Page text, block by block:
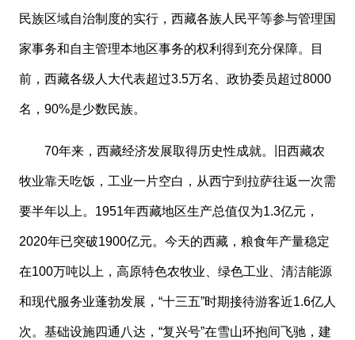
民族区域自治制度的实行，西藏各族人民平等参与管理国
家事务和自主管理本地区事务的权利得到充分保障。目
前，西藏各级人大代表超过3.5万名、政协委员超过8000
名，90%是少数民族。
70年来，西藏经济发展取得历史性成就。旧西藏农
牧业靠天吃饭，工业一片空白，从西宁到拉萨往返一次需
要半年以上。1951年西藏地区生产总值仅为1.3亿元，
2020年已突破1900亿元。今天的西藏，粮食年产量稳定
在100万吨以上，高原特色农牧业、绿色工业、清洁能源
和现代服务业蓬勃发展，“十三五”时期接待游客近1.6亿人
次。基础设施四通八达，“复兴号”在雪山环抱间飞驰，建